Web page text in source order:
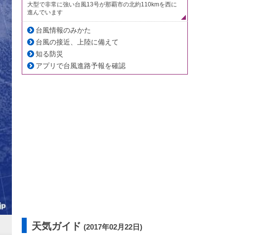
大型で非常に強い台風13号が那覇市の北約110kmを西に
進んでいます
台風情報のみかた
台風の接近、上陸に備えて
知る防災
アプリで台風進路予報を確認
天気ガイド (2017年02月22日)